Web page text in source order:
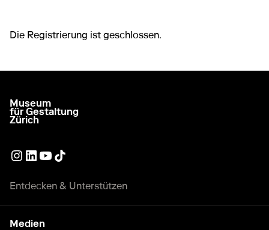
Die Registrierung ist geschlossen.
zur Startseite gehen
Museum
für Gestaltung
Zürich
Externer Link
Externer Link
Externer Link
Externer Link
Entdecken & Unterstützen
Medien